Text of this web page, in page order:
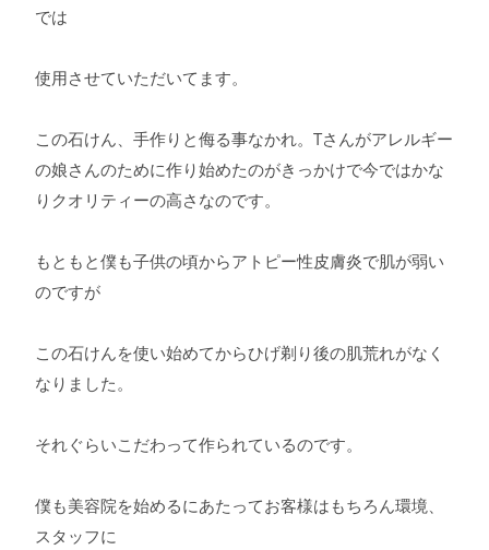
では
使用させていただいてます。
この石けん、手作りと侮る事なかれ。Tさんがアレルギー
の娘さんのために作り始めたのがきっかけで今ではかな
りクオリティーの高さなのです。
もともと僕も子供の頃からアトピー性皮膚炎で肌が弱い
のですが
この石けんを使い始めてからひげ剃り後の肌荒れがなく
なりました。
それぐらいこだわって作られているのです。
僕も美容院を始めるにあたってお客様はもちろん環境、
スタッフに